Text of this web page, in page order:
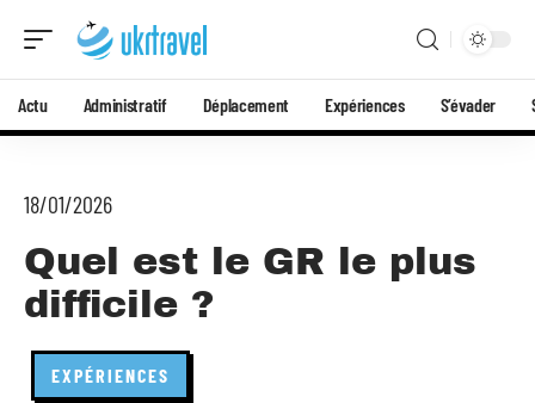
Actu Administratif Déplacement Expériences S’évader
18/01/2026
Quel est le GR le plus
difficile ?
EXPÉRIENCES